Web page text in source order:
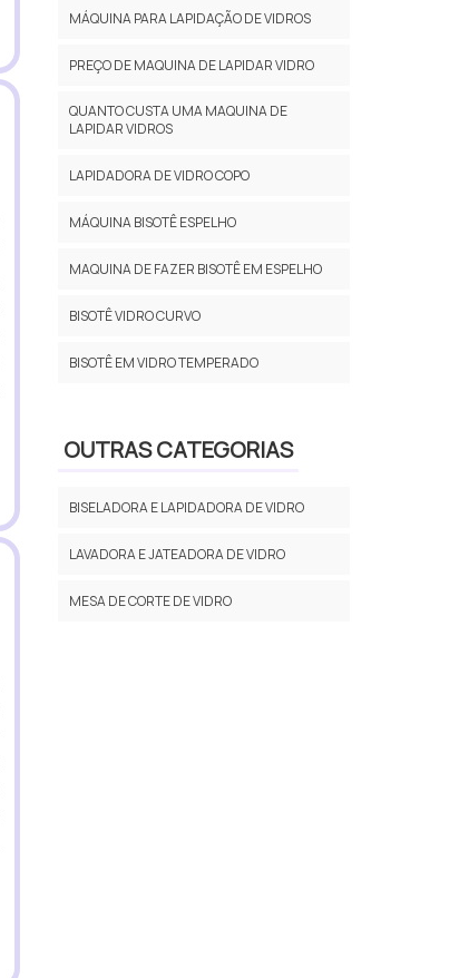
MÁQUINA PARA LAPIDAÇÃO DE VIDROS
PREÇO DE MAQUINA DE LAPIDAR VIDRO
QUANTO CUSTA UMA MAQUINA DE
LAPIDAR VIDROS
LAPIDADORA DE VIDRO COPO
MÁQUINA BISOTÊ ESPELHO
MAQUINA DE FAZER BISOTÊ EM ESPELHO
BISOTÊ VIDRO CURVO
BISOTÊ EM VIDRO TEMPERADO
OUTRAS CATEGORIAS
BISELADORA E LAPIDADORA DE VIDRO
LAVADORA E JATEADORA DE VIDRO
MESA DE CORTE DE VIDRO